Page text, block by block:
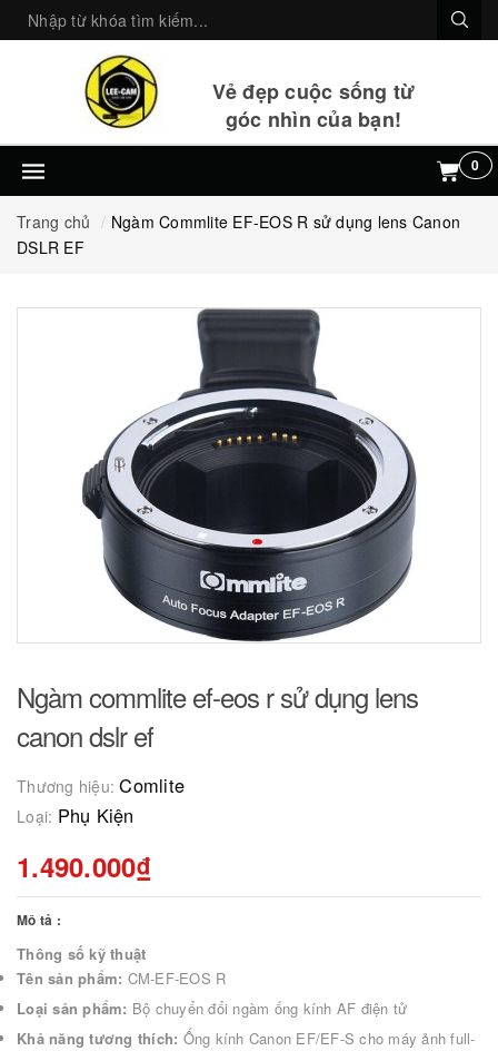
Vẻ đẹp cuộc sống từ
góc nhìn của bạn!
0
Trang chủ
Ngàm Commlite EF-EOS R sử dụng lens Canon
DSLR EF
Ngàm commlite ef-eos r sử dụng lens
canon dslr ef
Thương hiệu:Comlite
Loại: Phụ Kiện
1.490.000₫
Mô tả :
Thông số kỹ thuật
Tên sản phẩm: CM-EF-EOS R
Loại sản phẩm: Bộ chuyển đổi ngàm ống kính AF điện tử
Khả năng tương thích: Ống kính Canon EF/EF-S cho máy ảnh full-